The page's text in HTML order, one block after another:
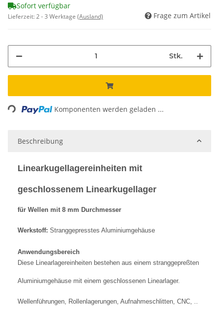
Sofort verfügbar
Lieferzeit:2 - 3 Werktage (Ausland) Frage zum Artikel
Stk.
Loading... Komponenten werden geladen ...
Beschreibung
Linearkugellagereinheiten mit
geschlossenem Linearkugellager
für Wellen mit 8 mm Durchmesser
Werkstoff: Stranggepresstes Aluminiumgehäuse
Anwendungsbereich
Diese Linearlagereinheiten bestehen aus einem stranggepreßten
Aluminiumgehäuse mit einem geschlossenen Linearlager.
Wellenführungen, Rollenlagerungen, Aufnahmeschlitten, CNC, ..